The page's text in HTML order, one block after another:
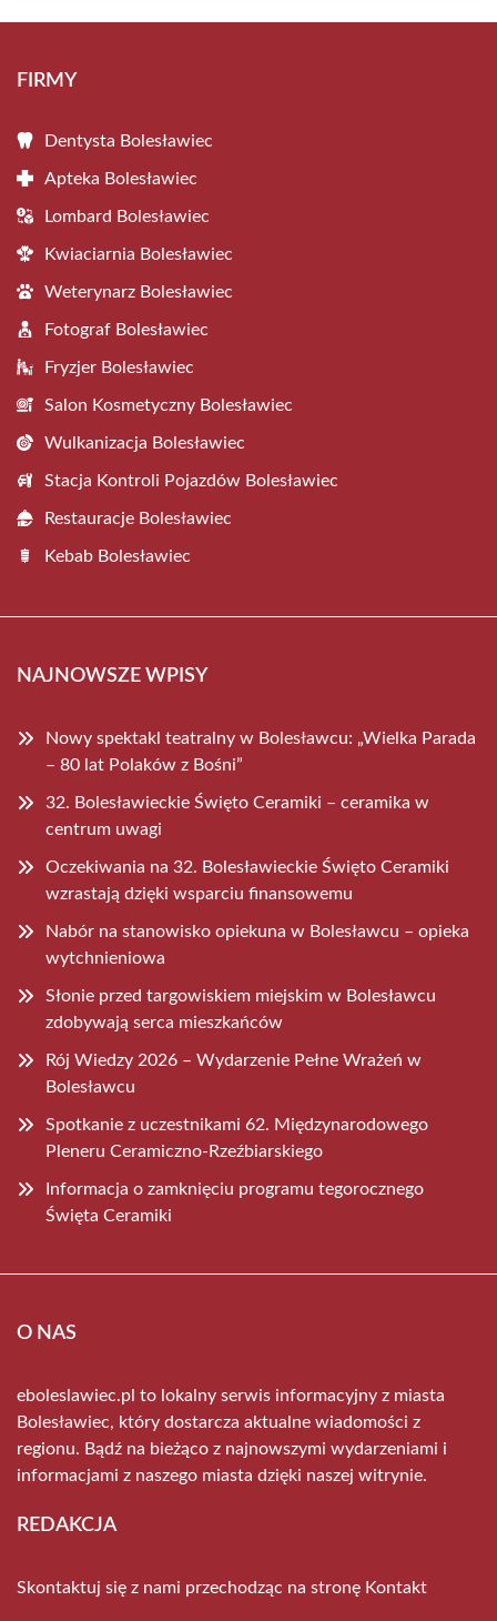
FIRMY
Dentysta Bolesławiec
Apteka Bolesławiec
Lombard Bolesławiec
Kwiaciarnia Bolesławiec
Weterynarz Bolesławiec
Fotograf Bolesławiec
Fryzjer Bolesławiec
Salon Kosmetyczny Bolesławiec
Wulkanizacja Bolesławiec
Stacja Kontroli Pojazdów Bolesławiec
Restauracje Bolesławiec
Kebab Bolesławiec
NAJNOWSZE WPISY
Nowy spektakl teatralny w Bolesławcu: „Wielka Parada
– 80 lat Polaków z Bośni”
32. Bolesławieckie Święto Ceramiki – ceramika w
centrum uwagi
Oczekiwania na 32. Bolesławieckie Święto Ceramiki
wzrastają dzięki wsparciu finansowemu
Nabór na stanowisko opiekuna w Bolesławcu – opieka
wytchnieniowa
Słonie przed targowiskiem miejskim w Bolesławcu
zdobywają serca mieszkańców
Rój Wiedzy 2026 – Wydarzenie Pełne Wrażeń w
Bolesławcu
Spotkanie z uczestnikami 62. Międzynarodowego
Pleneru Ceramiczno-Rzeźbiarskiego
Informacja o zamknięciu programu tegorocznego
Święta Ceramiki
O NAS
eboleslawiec.pl to lokalny serwis informacyjny z miasta
Bolesławiec, który dostarcza aktualne wiadomości z
regionu. Bądź na bieżąco z najnowszymi wydarzeniami i
informacjami z naszego miasta dzięki naszej witrynie.
REDAKCJA
Skontaktuj się z nami przechodząc na stronę Kontakt